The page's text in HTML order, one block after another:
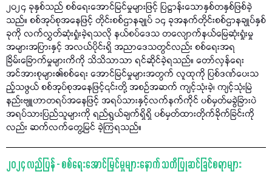
၂၀၂၄ ခုနှစ်သည် စစ်ရေးအောင်မြင်မှုများဖြင့် ပြဋ္ဌာန်းသောနှစ်တနှစ်ဖြစ်ခဲ့
သည်။ စစ်အုပ်စုအနေဖြင့် တိုင်းစစ်ဌာနချုပ် ၁၄ ခုအနက်တိုင်းစစ်ဌာနချုပ်နှစ်
ခုကို လက်လွှတ်ဆုံးရှုံးခဲ့ရသလို နယ်စပ်ဒေသ တလျောက်နယ်မြေဆုံးရှုံးမှု
အများအပြားနှင့် အလယ်ပိုင်းရှိ အညာဒေသတွင်လည်း စစ်ရေးအရ
ခြိမ်းခြောက်မှုများကိကို သိသိသာသာ ရင်ဆိုင်ခဲ့ရသည်။ တော်လှန်ရေး
အင်အားစုများ၏စစ်ရေး အောင်မြင်မှုများအတွက် လူထုကို ပြစ်ဒဏ်ပေးသ
ည့်သဖွယ် စစ်အုပ်စုအနေဖြင့်၎င်းတို့ အစဉ်အဆက် ကျင့်သုံးခဲ့၊ ကျင့်သုံးမြဲ
နည်းဗျူဟာတရပ်အနေဖြင့် အရပ်သားနှင့်လက်နက်ကိုင် ပစ်မှတ်မခွဲခြားပဲ
အရပ်သားပြည်သူများကို ရည်ရွယ်ချက်ရှိရှိ ပစ်မှတ်ထားတိုက်ခိုက်ခြင်းကို
လည်း ဆက်လက်တွေ့မြင် ခဲ့ကြရသည်။
၂၀၂၄ လည်ပြန် - စစ်ရေးအောင်မြင်မှုများနောက် သတိပြုဆင်ခြင်စရာများ